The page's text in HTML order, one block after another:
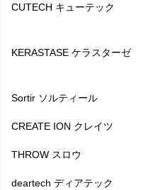
CUTECH キューテック
KERASTASE ケラスターゼ
Sortir ソルティール
CREATE ION クレイツ
THROW スロウ
deartech ディアテック